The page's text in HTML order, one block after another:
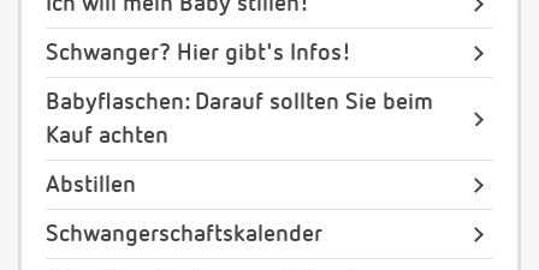
Schwanger? Hier gibt's Infos!
Babyflaschen: Darauf sollten Sie beim
Kauf achten
Abstillen
Schwangerschaftskalender